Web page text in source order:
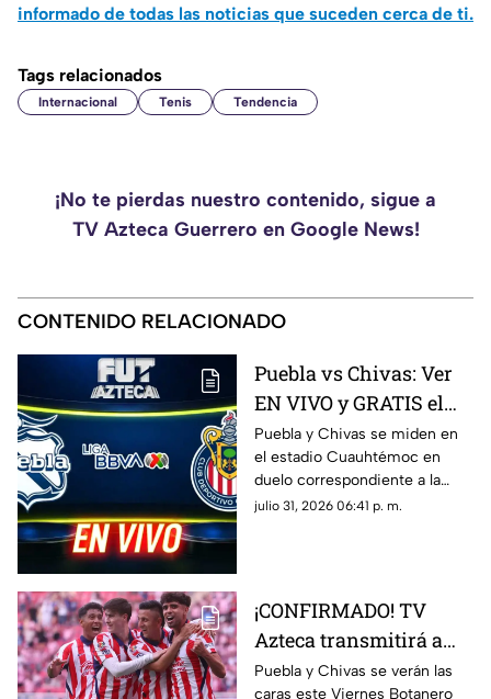
informado de todas las noticias que suceden cerca de ti.
Tags relacionados
Internacional Tenis Tendencia
¡No te pierdas nuestro contenido, sigue a
TV Azteca Guerrero en Google News!
CONTENIDO RELACIONADO
Puebla vs Chivas: Ver
EN VIVO y GRATIS el
encuentro de la
Jornada 3 de la Liga
MX
Puebla y Chivas se miden en
el estadio Cuauhtémoc en
duelo correspondiente a la
Jornada 3 del futbol mexicano.
julio 31, 2026 06:41 p. m.
¡CONFIRMADO! TV
Azteca transmitirá a
las Chivas en la
Puebla y Chivas se verán las
caras este Viernes Botanero